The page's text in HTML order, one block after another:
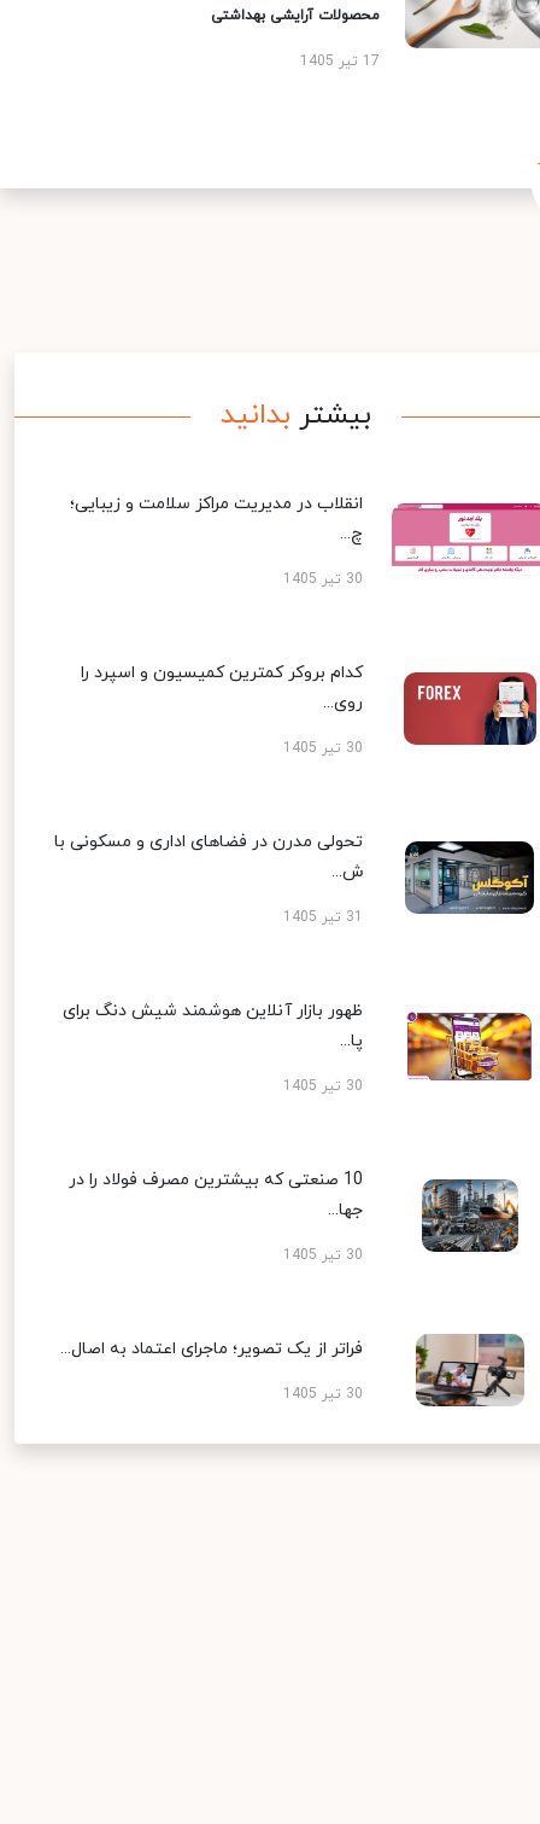
محصولات آرایشی بهداشتی
17 تیر 1405
بیشتر بدانید
انقلاب در مدیریت مراکز سلامت و زیبایی؛
چ...
30 تیر 1405
کدام بروکر کمترین کمیسیون و اسپرد را
روی...
30 تیر 1405
تحولی مدرن در فضاهای اداری و مسکونی با
ش...
ظهور بازار آنلاین هوشمند شیش دنگ برای
پا...
30 تیر 1405
10 صنعتی که بیشترین مصرف فولاد را در
جها...
30 تیر 1405
فراتر از یک تصویر؛ ماجرای اعتماد به اصال...
30 تیر 1405